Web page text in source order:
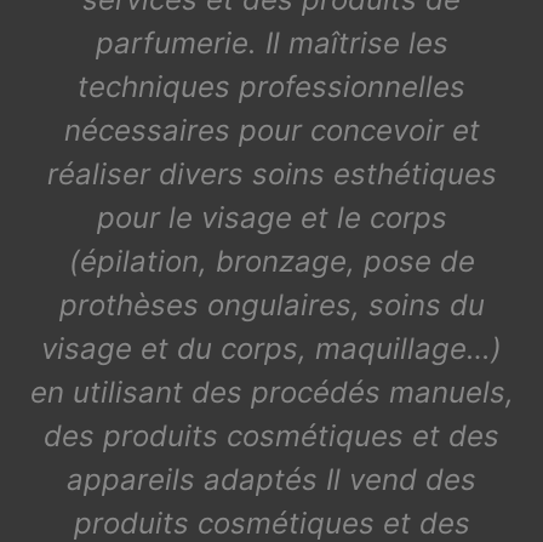
parfumerie. Il maîtrise les
techniques professionnelles
nécessaires pour concevoir et
réaliser divers soins esthétiques
pour le visage et le corps
(épilation, bronzage, pose de
prothèses ongulaires, soins du
visage et du corps, maquillage…)
en utilisant des procédés manuels,
des produits cosmétiques et des
appareils adaptés Il vend des
produits cosmétiques et des